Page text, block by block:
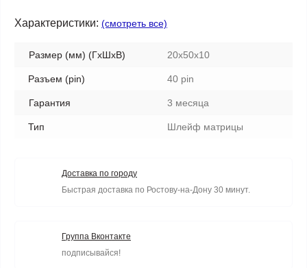
Характеристики: (смотреть все)
Размер (мм) (ГхШхВ) 20x50x10
Разъем (pin) 40 pin
Гарантия 3 месяца
Тип Шлейф матрицы
Доставка по городу
Быстрая доставка по Ростову-на-Дону 30 минут.
Группа Вконтакте
подписывайся!